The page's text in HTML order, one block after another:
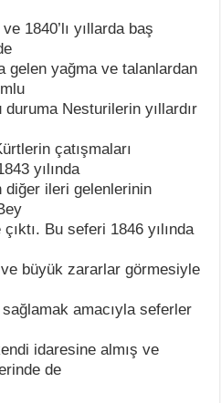
1840’lı yıllarda baş
gelen yağma ve talanlardan
duruma Nesturilerin yıllardır
çatışmaları
yılında
diğer ileri gelenlerinin
Bu seferi 1846 yılında
büyük zararlar görmesiyle
amacıyla seferler
idaresine almış ve
de